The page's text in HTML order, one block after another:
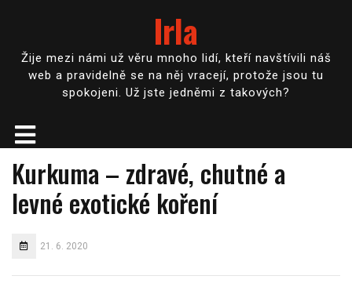
Irla
Žije mezi námi už věru mnoho lidí, kteří navštívili náš
web a pravidelně se na něj vracejí, protože jsou tu
spokojeni. Už jste jedněmi z takových?
Kurkuma – zdravé, chutné a
levné exotické koření
21. 6. 2020